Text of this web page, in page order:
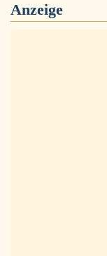
Anzeige